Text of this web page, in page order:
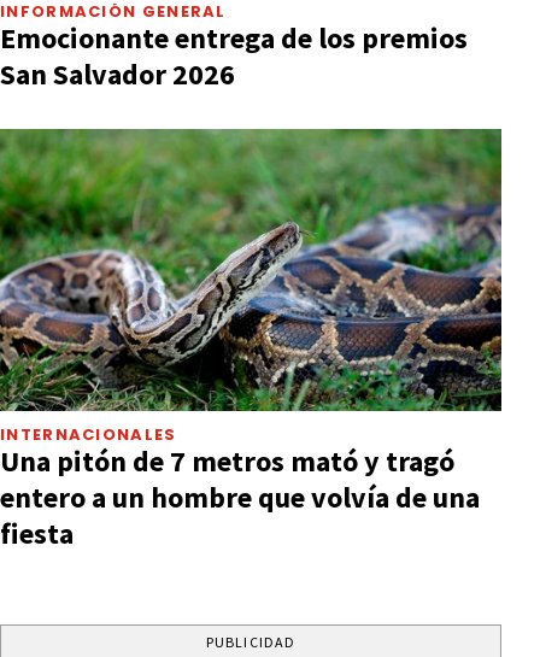
INFORMACIÓN GENERAL
Emocionante entrega de los premios
San Salvador 2026
INTERNACIONALES
Una pitón de 7 metros mató y tragó
entero a un hombre que volvía de una
fiesta
PUBLICIDAD